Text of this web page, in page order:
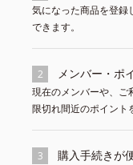
気になった商品を登録
できます。
2 メンバー・ポ
現在のメンバーや、ご
限切れ間近のポイント
3 購入手続きが